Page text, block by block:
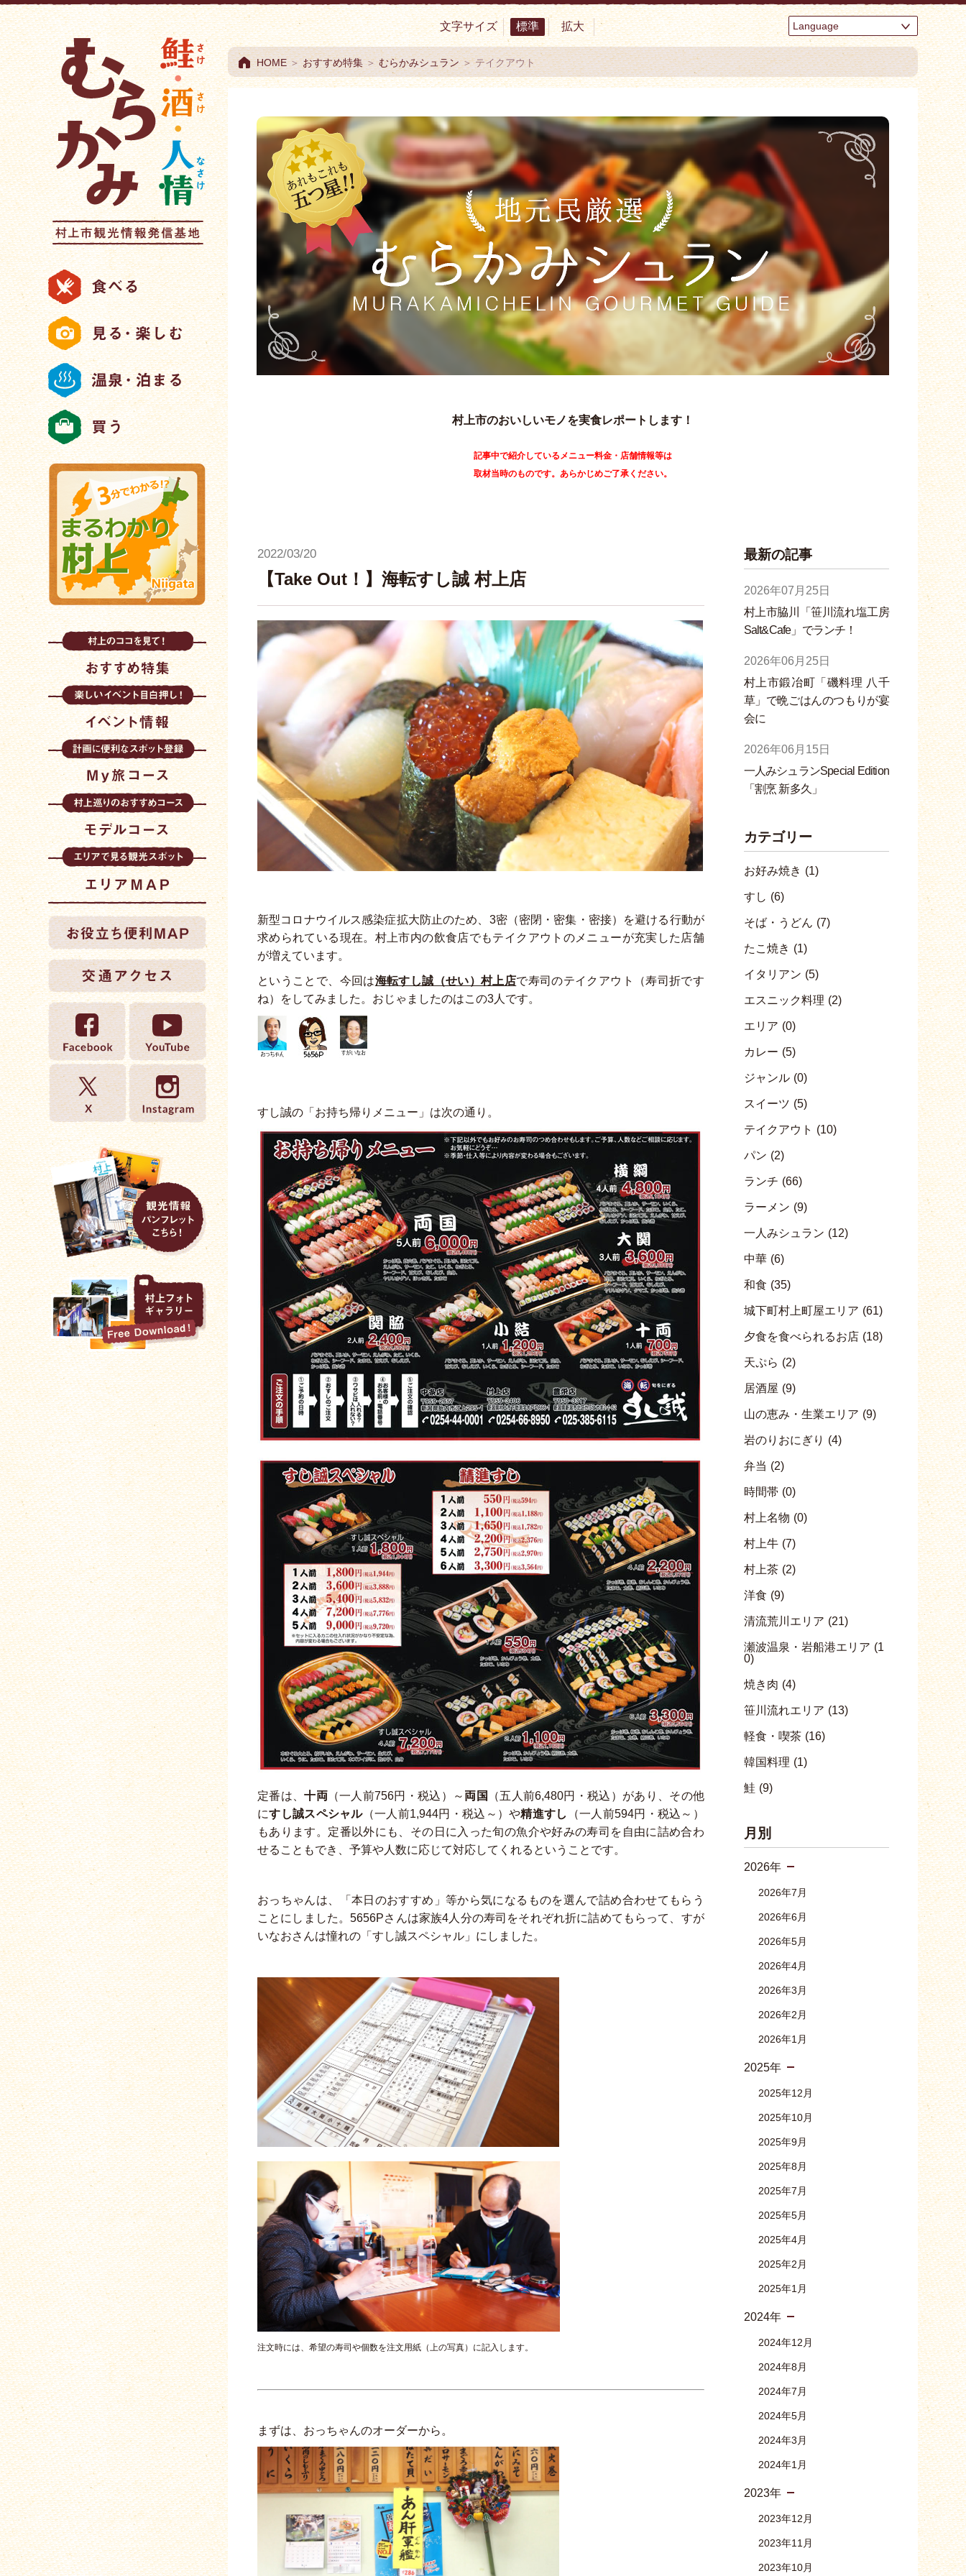
村上市観光情報総合サイト 村上市観光協会 -鮭・酒・人情 むらかみ-
文字サイズ 標準 拡大 Language
HOME＞おすすめ特集＞むらかみシュラン＞ テイクアウト
村上市のおいしいモノを実食レポートします！
記事中で紹介しているメニュー料金・店舗情報等は
取材当時のものです。あらかじめご了承ください。
2022/03/20
【Take Out！】海転すし誠 村上店
新型コロナウイルス感染症拡大防止のため、3密（密閉・密集・密接）を避ける行動が
求められている現在。村上市内の飲食店でもテイクアウトのメニューが充実した店舗
が増えています。
ということで、今回は海転すし誠（せい）村上店で寿司のテイクアウト（寿司折です
ね）をしてみました。おじゃましたのはこの3人です。
すし誠の「お持ち帰りメニュー」は次の通り。
定番は、十両（一人前756円・税込）～ 両国
（五人前6,480円・税込）があり、その他
にすし誠スペシャル（一人前1,944円・税込～）や精進すし
（一人前594円・税込～）
もあります。定番以外にも、その日に入った旬の魚介や好みの寿司を自由に詰め合わ
せることもでき、予算や人数に応じて対応してくれるということです。
おっちゃんは、「本日のおすすめ」等から気になるものを選んで詰め合わせてもらう
ことにしました。5656Pさんは家族4人分の寿司をそれぞれ折に詰めてもらって、すが
いなおさんは憧れの「すし誠スペシャル」にしました。
注文時には、希望の寿司や個数を注文用紙（上の写真）に記入します。
まずは、おっちゃんのオーダーから。
最新の記事
2026年07月25日
村上市脇川「笹川流れ塩工房
Salt&Cafe」でランチ！
2026年06月25日
村上市鍛冶町「磯料理 八千
草」で晩ごはんのつもりが宴
会に
2026年06月15日
一人みシュランSpecial Edition
「割烹 新多久」
カテゴリー
お好み焼き (1)
すし (6)
そば・うどん (7)
たこ焼き (1)
イタリアン (5)
エスニック料理 (2)
エリア (0)
カレー (5)
ジャンル (0)
スイーツ (5)
テイクアウト (10)
パン (2)
ランチ (66)
ラーメン (9)
一人みシュラン (12)
中華 (6)
和食 (35)
城下町村上町屋エリア (61)
夕食を食べられるお店 (18)
天ぷら (2)
居酒屋 (9)
山の恵み・生業エリア (9)
岩のりおにぎり (4)
弁当 (2)
時間帯 (0)
村上名物 (0)
村上牛 (7)
村上茶 (2)
洋食 (9)
清流荒川エリア (21)
瀬波温泉・岩船港エリア (1
0)
焼き肉 (4)
笹川流れエリア (13)
軽食・喫茶 (16)
韓国料理 (1)
鮭 (9)
月別
2026年
2026年7月
2026年6月
2026年5月
2026年4月
2026年3月
2026年2月
2026年1月
2025年
2025年12月
2025年10月
2025年9月
2025年8月
2025年7月
2025年5月
2025年4月
2025年2月
2025年1月
2024年
2024年12月
2024年8月
2024年7月
2024年5月
2024年3月
2024年1月
2023年
2023年12月
2023年11月
2023年10月